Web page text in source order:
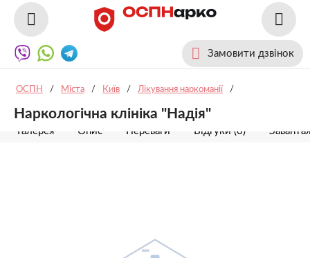
Замовити дзвінок
ОСПН / Міста / Київ / Лікування наркоманії /
Наркологічна клініка "Надія"
Галерея Опис Переваги Відгуки (0)